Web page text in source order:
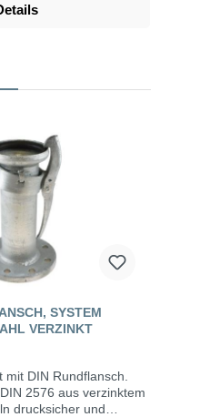
SYSTEM
VERZINKT
mit DIN Rundflansch.
drucksicher und